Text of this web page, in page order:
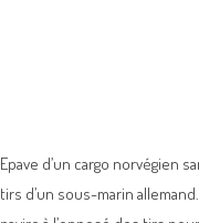
Epave d’un cargo norvégien
tirs d’un sous-marin